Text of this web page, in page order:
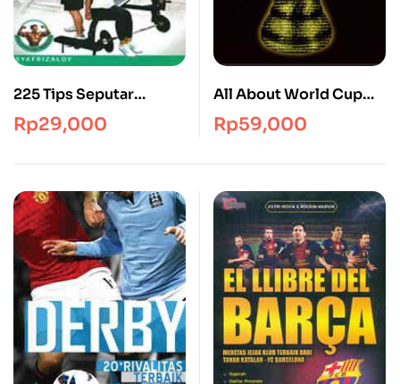
225 Tips Seputar
Fitness Ala Syafrizaldy
Rp29,000
All About World Cup
Sejarah & Fakta Menarik
Rp59,000